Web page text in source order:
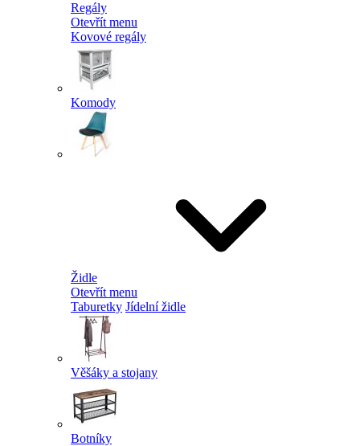
Regály
Otevřít menu
Kovové regály
Komody
Židle
Otevřít menu
Taburetky Jídelní židle
Věšáky a stojany
Botníky